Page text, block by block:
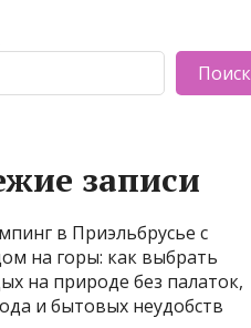
Поиск
записи
в Приэльбрусье с
на горы: как выбрать
на природе без палаток,
и бытовых неудобств